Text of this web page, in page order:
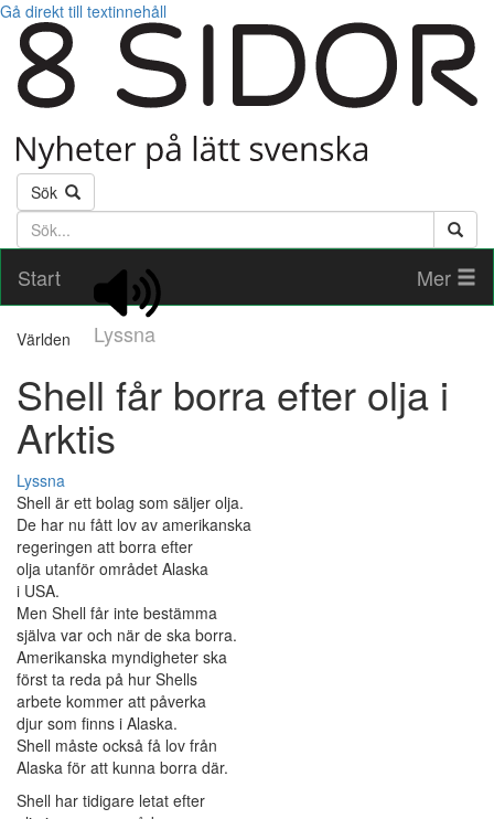
Gå direkt till textinnehåll
Sök
Söktext
Start
Lyssna
Mer
Världen
Shell får borra efter olja i
Arktis
Lyssna
Shell är ett bolag som säljer olja.
De har nu fått lov av amerikanska
regeringen att borra efter
olja utanför området Alaska
i USA.
Men Shell får inte bestämma
själva var och när de ska borra.
Amerikanska myndigheter ska
först ta reda på hur Shells
arbete kommer att påverka
djur som finns i Alaska.
Shell måste också få lov från
Alaska för att kunna borra där.
Shell har tidigare letat efter